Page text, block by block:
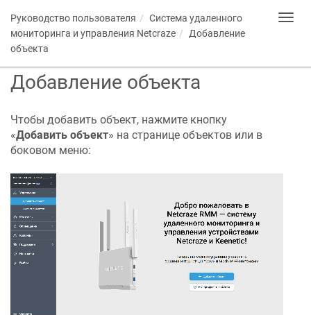
Руководство пользователя
Система удаленного
мониторинга и управления Netcraze
Добавление
объекта
Добавление объекта
Чтобы добавить объект, нажмите кнопку
«Добавить объект» на странице объектов или в
боковом меню: